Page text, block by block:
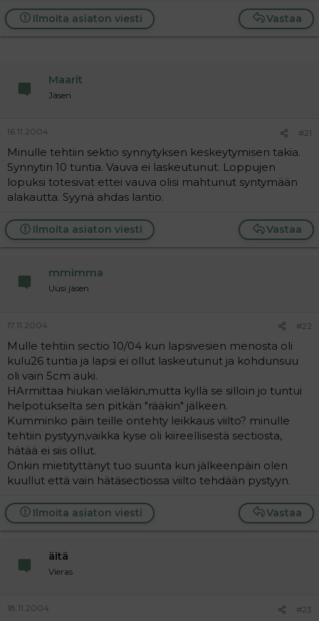
Vastaa
Ilmoita asiaton viesti
Maarit
Jäsen
16.11.2004 #21
Minulle tehtiin sektio synnytyksen keskeytymisen takia.
Synnytin 10 tuntia. Vauva ei laskeutunut. Loppujen
lopuksi totesivat ettei vauva olisi mahtunut syntymään
alakautta. Syynä ahdas lantio.
Vastaa
Ilmoita asiaton viesti
mmimma
Uusi jäsen
17.11.2004 #22
Mulle tehtiin sectio 10/04 kun lapsivesien menosta oli
kulu26 tuntia ja lapsi ei ollut laskeutunut ja kohdunsuu
oli vain 5cm auki.
HArmittaa hiukan vieläkin,mutta kyllä se silloin jo tuntui
helpotukselta sen pitkän "rääkin" jälkeen.
Kumminko päin teille ontehty leikkaus viilto? minulle
tehtiin pystyyn,vaikka kyse oli kiireellisestä sectiosta,
hätää ei siis ollut.
Onkin mietityttänyt tuo suunta kun jälkeenpäin olen
kuullut että vain hätäsectiossa viilto tehdään pystyyn.
Vastaa
Ilmoita asiaton viesti
äitä
Vieras
18.11.2004 #23